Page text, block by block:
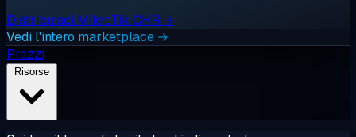
Distribuisci MikroTik CHR →
Vedi l'intero marketplace →
Prezzi